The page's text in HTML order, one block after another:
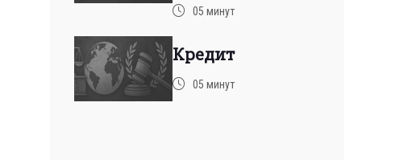
05 минут
Кредит
05 минут